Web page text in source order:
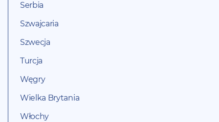
Serbia
Szwajcaria
Szwecja
Turcja
Węgry
Wielka Brytania
Włochy